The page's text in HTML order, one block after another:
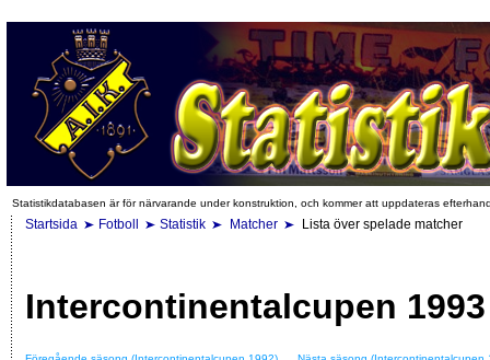
Statistikdatabasen är för närvarande under konstruktion, och kommer att uppdateras
Startsida Fotboll Statistik Matcher Lista över spelade matcher
Intercontinentalcupen 1993